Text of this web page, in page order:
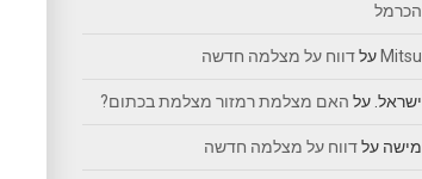
הכרמל
Mitsu עלדווח על מצלמה חדשה
ישראל. על האם מצלמת רמזור מצלמת בכתום?
מישה עלדווח על מצלמה חדשה